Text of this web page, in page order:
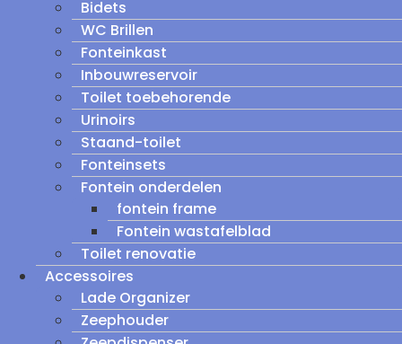
Bidets
WC Brillen
Fonteinkast
Inbouwreservoir
Toilet toebehorende
Urinoirs
Staand-toilet
Fonteinsets
Fontein onderdelen
fontein frame
Fontein wastafelblad
Toilet renovatie
Accessoires
Lade Organizer
Zeephouder